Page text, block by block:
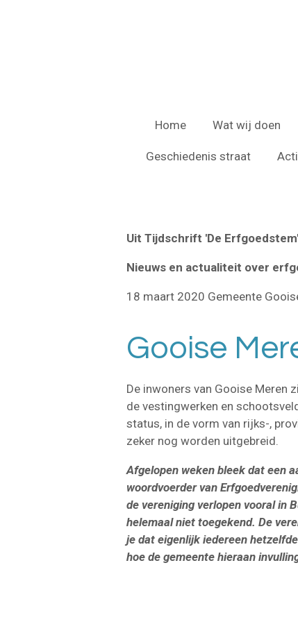
Home Wat wij doen
Geschiedenis straat
Uit Tijdschrift 'De Erfgoedstem'
Nieuws en actualiteit over
18 maart 2020 Gemeente
Gooise
De inwoners van Gooise Meren
de vestingwerken en
status, in de vorm van rijks-,
zeker nog worden uitgebreid.
Afgelopen weken bleek dat een
woordvoerder van
de vereniging verlopen vooral in
helemaal niet toegekend. De
je dat eigenlijk iedereen
hoe de gemeente hieraan